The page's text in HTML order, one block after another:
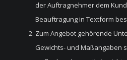
der Auftragnehmer dem
Beauftragung in Textform
Zum Angebot gehörende
Gewichts- und Maßangaben